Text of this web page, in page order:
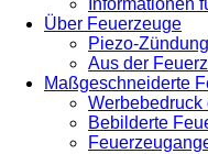
Informationen
Über Feuerzeuge
Piezo-Zündung
Aus der
Maßgeschneiderte
Werbebedruck
Bebilderte